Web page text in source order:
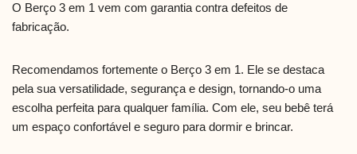
O Berço 3 em 1 vem com garantia contra defeitos de
fabricação.
Recomendamos fortemente o Berço 3 em 1. Ele se destaca
pela sua versatilidade, segurança e design, tornando-o uma
escolha perfeita para qualquer família. Com ele, seu bebê terá
um espaço confortável e seguro para dormir e brincar.